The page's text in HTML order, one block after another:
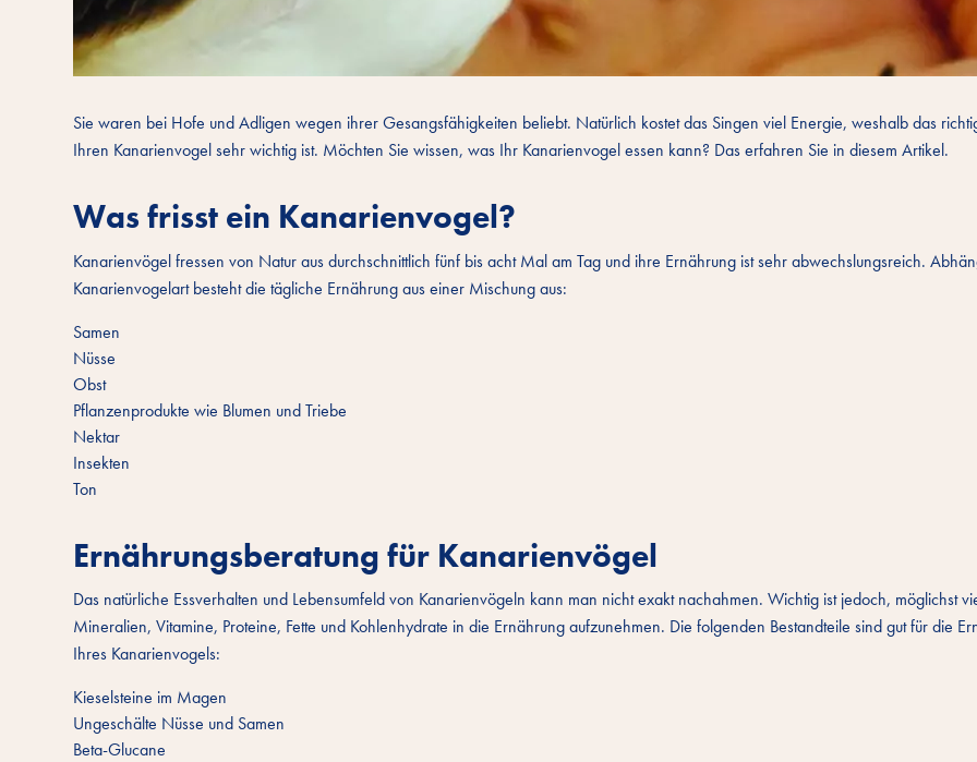
Sie waren bei Hofe und Adligen wegen ihrer Gesangsfähigkeiten beliebt. Natürlich kostet das Singen viel Energie, weshalb das
Ihren Kanarienvogel sehr wichtig ist. Möchten Sie wissen, was Ihr Kanarienvogel essen kann? Das erfahren Sie in diesem Artikel.
Was frisst ein Kanarienvogel?
Kanarienvögel fressen von Natur aus durchschnittlich fünf bis acht Mal am Tag und ihre Ernährung ist sehr abwechslungsreich.
Kanarienvogelart besteht die tägliche Ernährung aus einer Mischung aus:
Samen
Nüsse
Obst
Pflanzenprodukte wie Blumen und Triebe
Nektar
Insekten
Ton
Ernährungsberatung für Kanarienvögel
Das natürliche Essverhalten und Lebensumfeld von Kanarienvögeln kann man nicht exakt nachahmen. Wichtig ist jedoch, möglichst
Mineralien, Vitamine, Proteine, Fette und Kohlenhydrate in die Ernährung aufzunehmen. Die folgenden Bestandteile sind gut für die
Ihres Kanarienvogels:
Kieselsteine ​​im Magen
Ungeschälte Nüsse und Samen
Beta-Glucane